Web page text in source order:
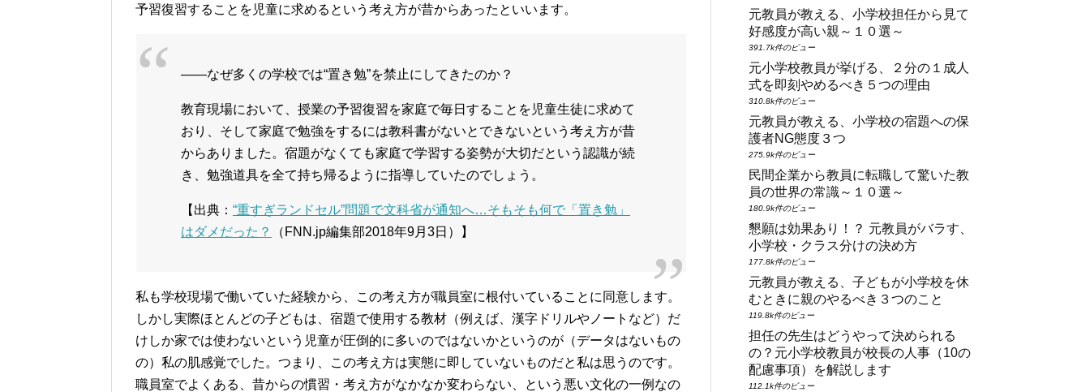
予習復習することを児童に求めるという考え方が昔からあったといいます。
――なぜ多くの学校では“置き勉”を禁止にしてきたのか？
教育現場において、授業の予習復習を家庭で毎日することを児童生徒に求めて
おり、そして家庭で勉強をするには教科書がないとできないという考え方が昔
からありました。宿題がなくても家庭で学習する姿勢が大切だという認識が続
き、勉強道具を全て持ち帰るように指導していたのでしょう。
【出典： “重すぎランドセル”問題で文科省が通知へ…そもそも何で「置き勉」
はダメだった？
（FNN.jp編集部2018年9月3日）】
私も学校現場で働いていた経験から、この考え方が職員室に根付いていることに同意します。
しかし実際ほとんどの子どもは、宿題で使用する教材（例えば、漢字ドリルやノートなど）だ
けしか家では使わないという児童が圧倒的に多いのではないかというのが（データはないもの
の）私の肌感覚でした。つまり、この考え方は実態に即していないものだと私は思うのです。
職員室でよくある、昔からの慣習・考え方がなかなか変わらない、という悪い文化の一例なの
元教員が教える、小学校担任から見て
好感度が高い親～１０選～
391.7k件のビュー
元小学校教員が挙げる、２分の１成人
式を即刻やめるべき５つの理由
310.8k件のビュー
元教員が教える、小学校の宿題への保
護者NG態度３つ
275.9k件のビュー
民間企業から教員に転職して驚いた教
員の世界の常識～１０選～
180.9k件のビュー
懇願は効果あり！？ 元教員がバラす、
小学校・クラス分けの決め方
177.8k件のビュー
元教員が教える、子どもが小学校を休
むときに親のやるべき３つのこと
119.8k件のビュー
担任の先生はどうやって決められる
の？元小学校教員が校長の人事（10の
配慮事項）を解説します
112.1k件のビュー